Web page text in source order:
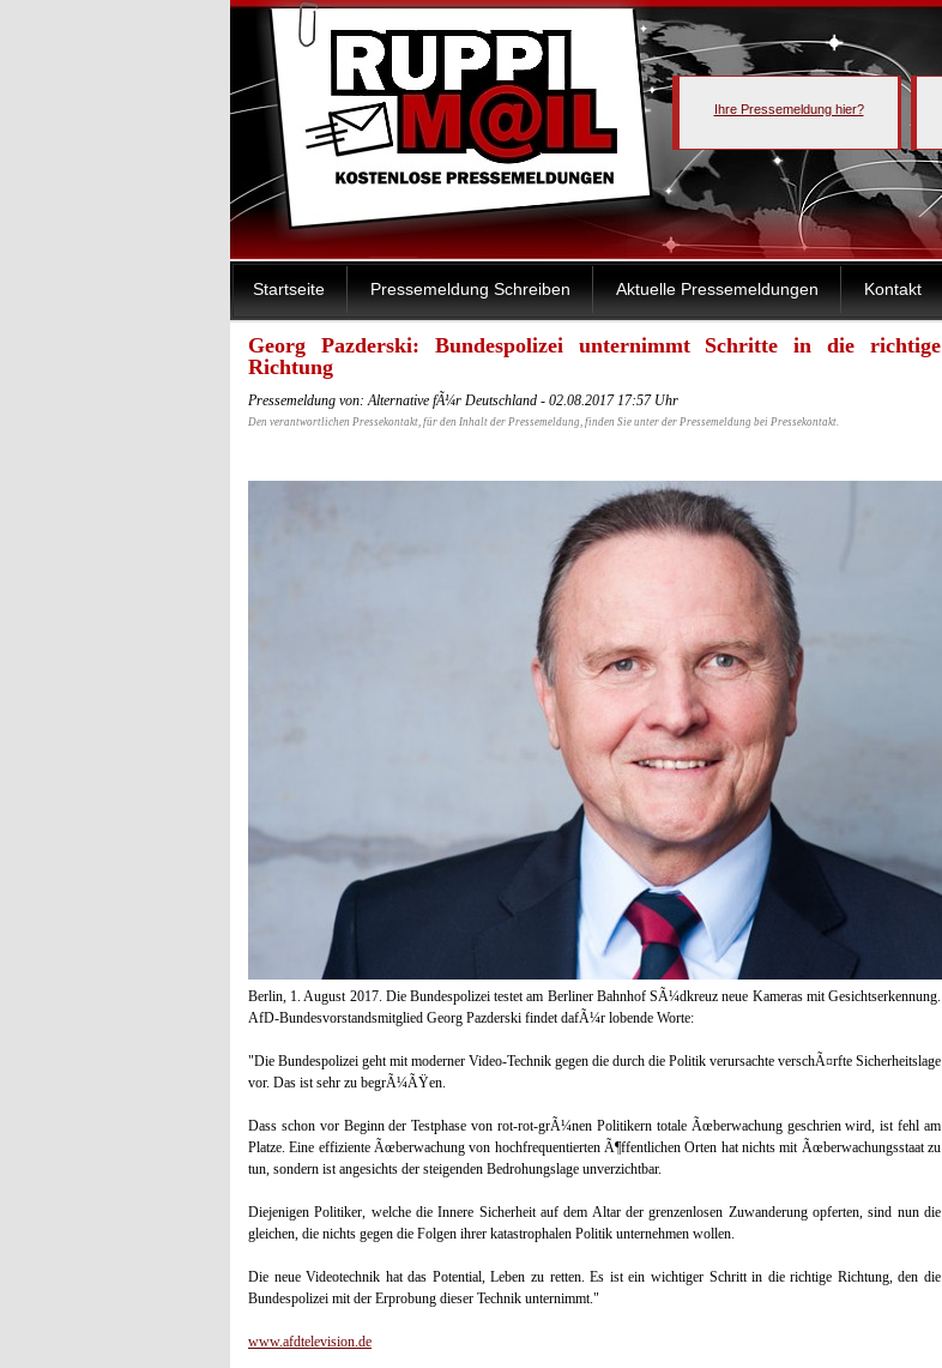
Ihre Pressemeldung hier?
Startseite Pressemeldung Schreiben Aktuelle Pressemeldungen Kontakt
Georg Pazderski: Bundespolizei unternimmt Schritte in die richtige
Richtung
Pressemeldung von: Alternative fÃ¼r Deutschland - 02.08.2017 17:57 Uhr
Den verantwortlichen Pressekontakt, für den Inhalt der Pressemeldung, finden Sie unter der Pressemeldung bei Pressekontakt.
Berlin, 1. August 2017. Die Bundespolizei testet am Berliner Bahnhof SÃ¼dkreuz neue Kameras mit Gesichtserkennung.
AfD-Bundesvorstandsmitglied Georg Pazderski findet dafÃ¼r lobende Worte:
"Die Bundespolizei geht mit moderner Video-Technik gegen die durch die Politik verursachte verschÃ¤rfte Sicherheitslage
vor. Das ist sehr zu begrÃ¼ÃŸen.
Dass schon vor Beginn der Testphase von rot-rot-grÃ¼nen Politikern totale Ãœberwachung geschrien wird, ist fehl am
Platze. Eine effiziente Ãœberwachung von hochfrequentierten Ã¶ffentlichen Orten hat nichts mit Ãœberwachungsstaat zu
tun, sondern ist angesichts der steigenden Bedrohungslage unverzichtbar.
Diejenigen Politiker, welche die Innere Sicherheit auf dem Altar der grenzenlosen Zuwanderung opferten, sind nun die
gleichen, die nichts gegen die Folgen ihrer katastrophalen Politik unternehmen wollen.
Die neue Videotechnik hat das Potential, Leben zu retten. Es ist ein wichtiger Schritt in die richtige Richtung, den die
Bundespolizei mit der Erprobung dieser Technik unternimmt."
www.afdtelevision.de